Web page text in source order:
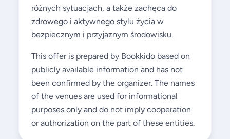
różnych sytuacjach, a także zachęca do
zdrowego i aktywnego stylu życia w
bezpiecznym i przyjaznym środowisku.
This offer is prepared by Bookkido based on
publicly available information and has not
been confirmed by the organizer. The names
of the venues are used for informational
purposes only and do not imply cooperation
or authorization on the part of these entities.